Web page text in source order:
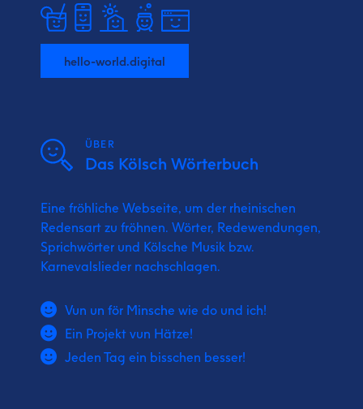
hello-world.digital
ÜBER
Das Kölsch Wörterbuch
Eine fröhliche Webseite, um der rheinischen
Redensart zu fröhnen. Wörter, Redewendungen,
Sprichwörter und Kölsche Musik bzw.
Karnevalslieder nachschlagen.
Vun un för Minsche wie do und ich!
Ein Projekt vun Hätze!
Jeden Tag ein bisschen besser!